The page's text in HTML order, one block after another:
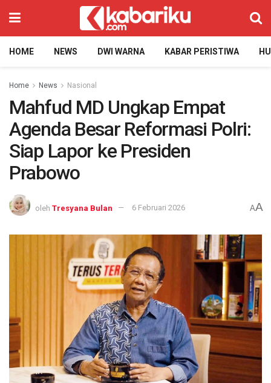
HOME NEWS DWI WARNA KABAR PERISTIWA
Home News Nasional
Mahfud MD Ungkap Empat
Agenda Besar Reformasi Polri:
Siap Lapor ke Presiden
Prabowo
oleh Tresyana Bulan 6 Februari 2026 AA